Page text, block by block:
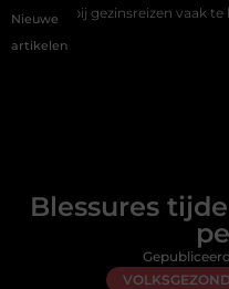
Nieuwe
artikelen
vaak te laat komt
Blessures